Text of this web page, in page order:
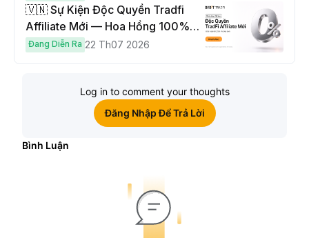
🇻🇳 Sự Kiện Độc Quyền Tradfi
Affiliate Mới — Hoa Hồng 100% &
Hoàn Phí Qua Đêm
Đang Diễn Ra 22 Th07 2026
Log in to comment your thoughts
Đăng Nhập Để Trả Lời
Bình Luận